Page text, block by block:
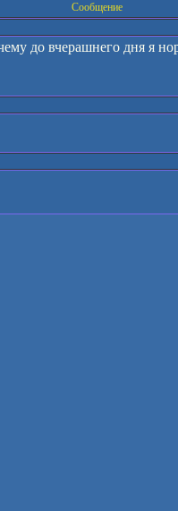
Сообщение
до вчерашнего дня я